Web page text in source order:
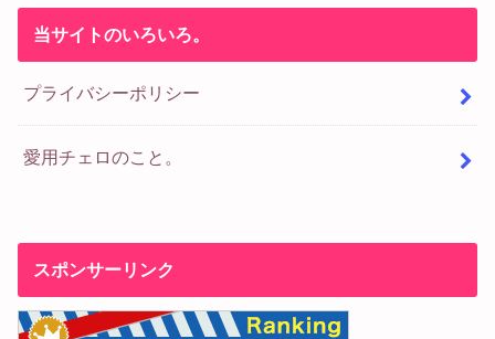
当サイトのいろいろ。
プライバシーポリシー
愛用チェロのこと。
スポンサーリンク